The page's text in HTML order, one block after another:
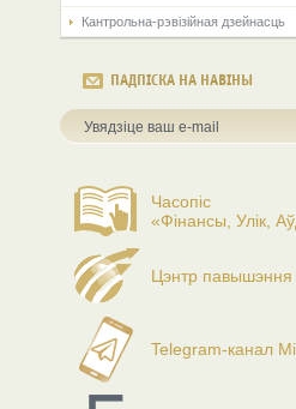
Кантрольна-рэвізійная дзейнасць
ПАДПІСКА НА НАВІНЫ
Часопіс
«Фінансы, Улік,
Цэнтр павышэння
Telegram-канал